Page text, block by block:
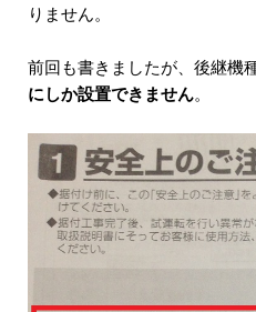
りません。
前回も書きましたが、後継機
にしか設置できません。